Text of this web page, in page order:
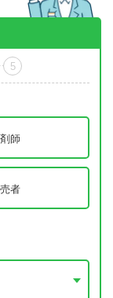
5
師
者